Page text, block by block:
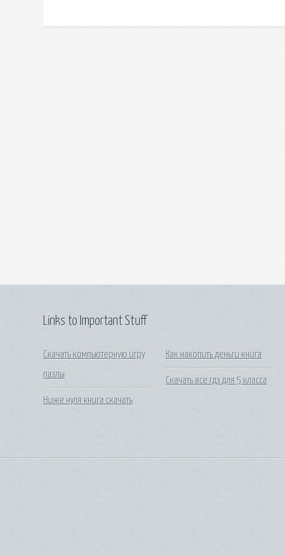
Links to Important Stuff
Скачать компьютерную игру
пазлы
Ниже нуля книга скачать
Как накопить деньги книга
Скачать все гдз для 5 класса